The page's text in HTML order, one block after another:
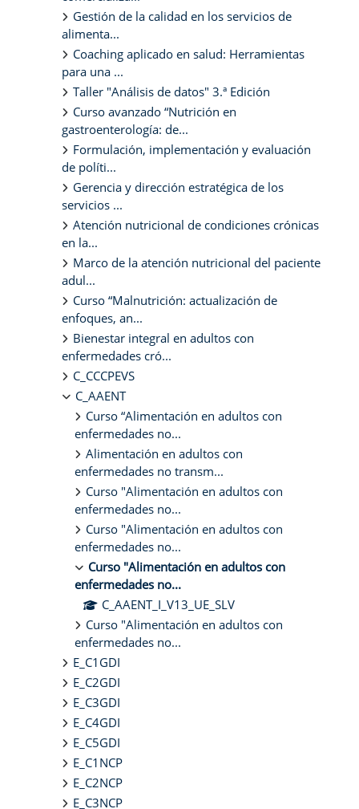
Gestión de la calidad en los servicios de
alimenta...
Coaching aplicado en salud: Herramientas
para una ...
Taller "Análisis de datos" 3.ª Edición
Curso avanzado “Nutrición en
gastroenterología: de...
Formulación, implementación y evaluación
de políti...
Gerencia y dirección estratégica de los
servicios ...
Atención nutricional de condiciones crónicas
en la...
Marco de la atención nutricional del paciente
adul...
Curso “Malnutrición: actualización de
enfoques, an...
Bienestar integral en adultos con
enfermedades cró...
C_CCCPEVS
C_AAENT
Curso “Alimentación en adultos con
enfermedades no...
Alimentación en adultos con
enfermedades no transm...
Curso "Alimentación en adultos con
enfermedades no...
Curso "Alimentación en adultos con
enfermedades no...
Curso "Alimentación en adultos con
enfermedades no...
C_AAENT_I_V13_UE_SLV
Curso "Alimentación en adultos con
enfermedades no...
E_C1GDI
E_C2GDI
E_C3GDI
E_C4GDI
E_C5GDI
E_C1NCP
E_C2NCP
E_C3NCP